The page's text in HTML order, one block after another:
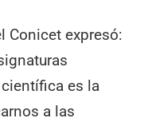
Conicet expresó:
es la
a las